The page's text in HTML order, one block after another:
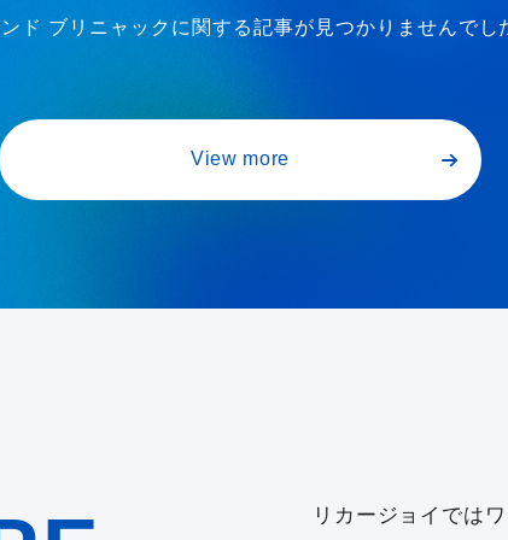
ド ブリニャックに関する記事が見つかりませんでし
View more
リカージョイでは